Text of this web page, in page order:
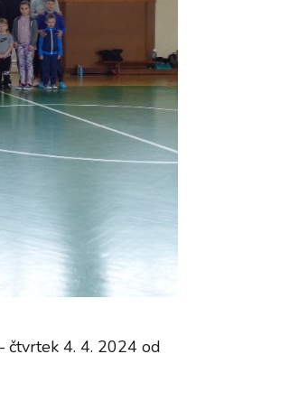
čtvrtek 4. 4. 2024 od